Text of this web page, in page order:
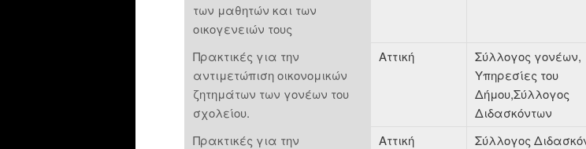
των μαθητών και των
οικογενειών τους
Πρακτικές για την
αντιμετώπιση οικονομικών
ζητημάτων των γονέων του
σχολείου.
Αττική
Σύλλογος γονέων,
Υπηρεσίες του
Δήμου,Σύλλογος
Διδασκόντων
Πρακτικές για την
Αττική
Σύλλογος